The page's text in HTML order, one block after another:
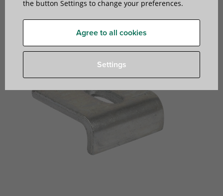
to connect Strut rails to steel beams
the button Settings to change your preferences.
Agree to all cookies
Settings